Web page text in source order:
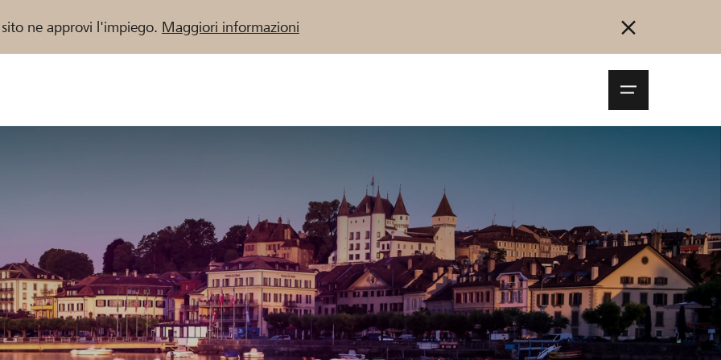
ne approvi l'impiego. Maggiori informazioni